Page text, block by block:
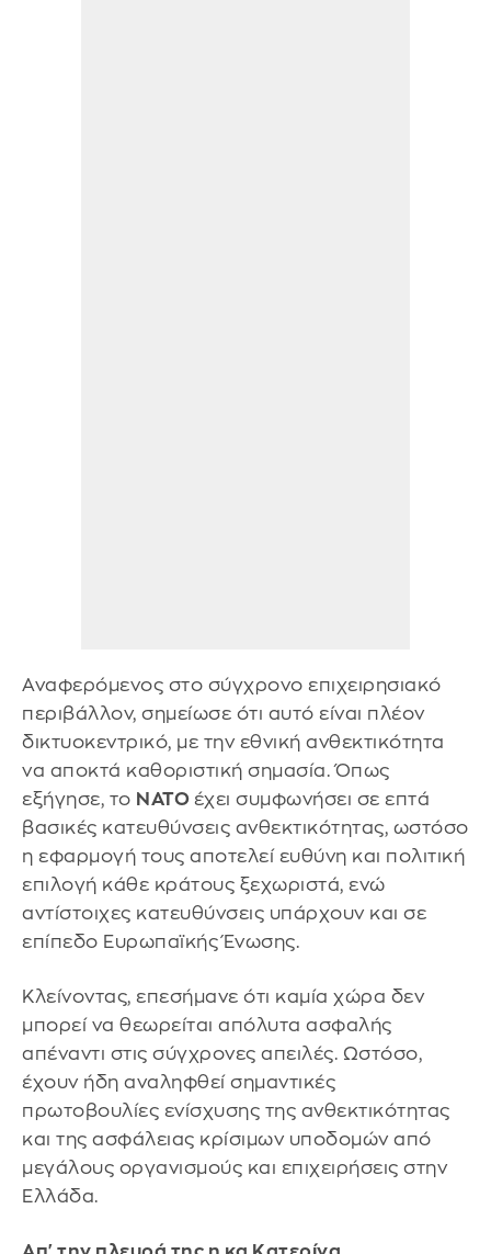
Αναφερόμενος στο σύγχρονο επιχειρησιακό
περιβάλλον, σημείωσε ότι αυτό είναι πλέον
δικτυοκεντρικό, με την εθνική ανθεκτικότητα
να αποκτά καθοριστική σημασία. Όπως
εξήγησε, το ΝΑΤΟ έχει συμφωνήσει σε επτά
βασικές κατευθύνσεις ανθεκτικότητας, ωστόσο
η εφαρμογή τους αποτελεί ευθύνη και πολιτική
επιλογή κάθε κράτους ξεχωριστά, ενώ
αντίστοιχες κατευθύνσεις υπάρχουν και σε
επίπεδο Ευρωπαϊκής Ένωσης.
Κλείνοντας, επεσήμανε ότι καμία χώρα δεν
μπορεί να θεωρείται απόλυτα ασφαλής
απέναντι στις σύγχρονες απειλές. Ωστόσο,
έχουν ήδη αναληφθεί σημαντικές
πρωτοβουλίες ενίσχυσης της ανθεκτικότητας
και της ασφάλειας κρίσιμων υποδομών από
μεγάλους οργανισμούς και επιχειρήσεις στην
Ελλάδα.